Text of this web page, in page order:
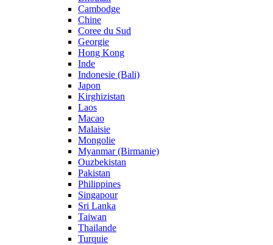
Cambodge
Chine
Coree du Sud
Georgie
Hong Kong
Inde
Indonesie (Bali)
Japon
Kirghizistan
Laos
Macao
Malaisie
Mongolie
Myanmar (Birmanie)
Ouzbekistan
Pakistan
Philippines
Singapour
Sri Lanka
Taiwan
Thailande
Turquie